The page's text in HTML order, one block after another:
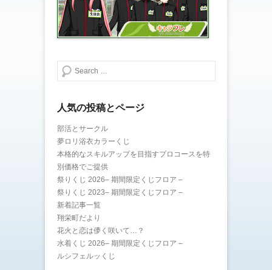
検索する
人気の投稿とページ
部活とサークル
夢ロリ浴衣カラーくじ
本格的なスキルアップを目指すプロコースを特
別価格でご提供
祭りくじ 2026– 期間限定くじフロア –
祭りくじ 2023– 期間限定くじフロア –
新着記事一覧
翔栄町だより
花火と恋は儚く咲いて…？
水着くじ 2026– 期間限定くじフロア –
ルシフェルッくじ